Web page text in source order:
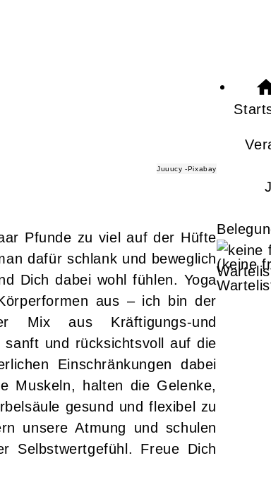
Juuucy -Pixabay
Pfunde zu viel auf der Hüfte
dafür schlank und beweglich
Dich dabei wohl fühlen. Yoga
aus – ich bin der
Mix aus Kräftigungs-und
sanft und rücksichtsvoll auf die
Einschränkungen dabei
Muskeln, halten die Gelenke,
gesund und flexibel zu
unsere Atmung und schulen
Selbstwertgefühl. Freue Dich
(keine